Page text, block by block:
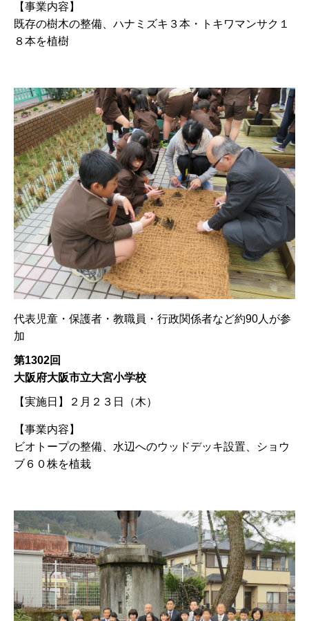
【事業内容】
既存の樹木の整備、ハナミズキ３本・トキワマンサク１
８本を植樹
代表児童・保護者・教職員・行政関係者など約90人が参
加
第1302回
大阪府大阪市立大宮小学校
【実施日】 ２月２３日（木）
【事業内容】
ビオトープの整備、水辺へのウッドデッキ設置、ショウ
ブ６０株を植栽